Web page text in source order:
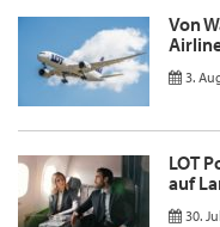
Von
3.
LOT
auf
30.